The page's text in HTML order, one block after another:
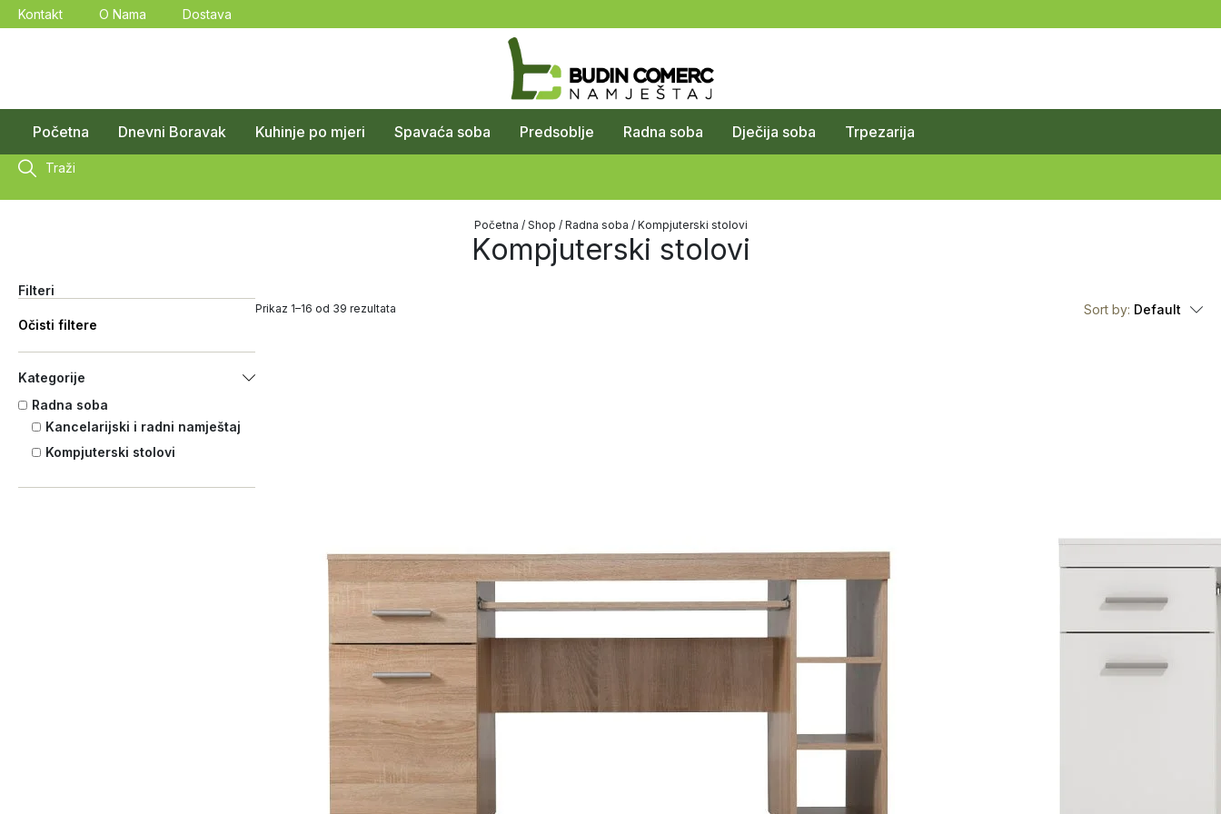
Kontakt O Nama Dostava
Početna Dnevni Boravak Kuhinje po mjeri Spavaća soba Predsoblje Radna soba Dječija soba Trpezarija
Traži
Početna / Shop / Radna soba / Kompjuterski stolovi
Kompjuterski stolovi
Filteri
Očisti filtere
Kategorije
Radna soba
Kancelarijski i radni namještaj
Kompjuterski stolovi
Sort by: Default
Prikaz 1–16 od 39 rezultata